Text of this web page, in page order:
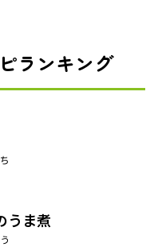
ランキング
うま煮